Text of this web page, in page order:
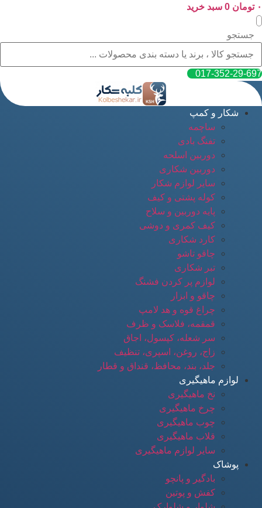
پرش
به
محتوا
۰ تومان 0 سبد خرید
جستجو
017-352-29-697
شکار و کمپ
ساچمه
تفنگ بادی
دوربین اسلحه
دوربین شکاری
سایر لوازم شکار
کوله پشتی و کیف
پایه دوربین و سلاح
کیف کمری و دوشی
کارد شکاری
چاقو تاشو
تبر شکاری
لوازم پر کردن فشنگ
چاقو و ابزار
چراغ قوه و هد لامپ
قمقمه، فلاسک و ظرف
سر شعله، کپسول، اجاق
زاج، روغن، اسپری، تنظیف
جلد، بند، محافظ، قنداق و قطار
لوازم ماهیگیری
نخ ماهیگیری
چرخ ماهیگیری
چوب ماهیگیری
قلاب ماهیگیری
سایر لوازم ماهیگیری
پوشاک
بادگیر و پانچو
کفش و پوتین